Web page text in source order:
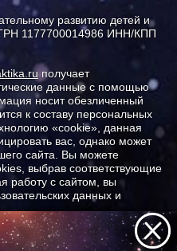
развитию детей и
1177700014986 ИНН/КПП
получает
данные с помощью
носит обезличенный
к составу персональных
«cookie», данная
вас, однако может
сайта. Вы можете
выбрав соответствующие
работу с сайтом, вы
данных и